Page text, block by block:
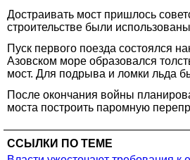
Достраивать мост пришлось
строительстве были
Пуск первого поезда состоялся
Азовском море образовался
мост. Для подрыва и ломки льда
После окончания войны
моста построить паромную
ССЫЛКИ ПО ТЕМЕ